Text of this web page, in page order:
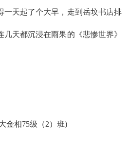
一天起了个大早，走到岳坟书店排
天都沉浸在雨果的《悲惨世界》
金相75级（2）班)